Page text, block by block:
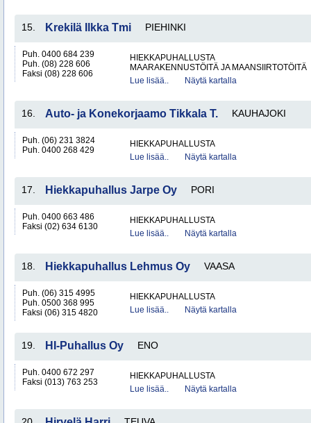
15. Krekilä Ilkka Tmi PIEHINKI
Puh. 0400 684 239
Puh. (08) 228 606
Faksi (08) 228 606
HIEKKAPUHALLUSTA
MAARAKENNUSTÖITÄ JA MAANSIIRTOTÖITÄ
Lue lisää..
Näytä kartalla
16. Auto- ja Konekorjaamo Tikkala T. KAUHAJOKI
Puh. (06) 231 3824
Puh. 0400 268 429
HIEKKAPUHALLUSTA
Lue lisää..
Näytä kartalla
17. Hiekkapuhallus Jarpe Oy PORI
Puh. 0400 663 486
Faksi (02) 634 6130
HIEKKAPUHALLUSTA
Lue lisää..
Näytä kartalla
18. Hiekkapuhallus Lehmus Oy VAASA
Puh. (06) 315 4995
Puh. 0500 368 995
Faksi (06) 315 4820
HIEKKAPUHALLUSTA
Lue lisää..
Näytä kartalla
19. HI-Puhallus Oy ENO
Puh. 0400 672 297
Faksi (013) 763 253
HIEKKAPUHALLUSTA
Lue lisää..
Näytä kartalla